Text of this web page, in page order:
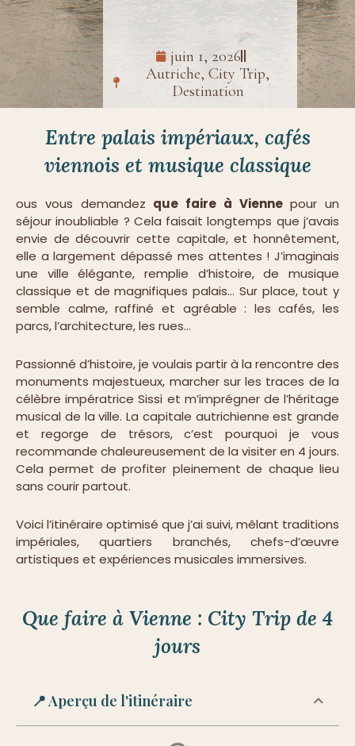
juin 1, 2026
Autriche, City Trip,
Destination
Entre palais impériaux, cafés
viennois et musique classique
ous vous demandez que faire à Viennepour un
séjour inoubliable ? Cela faisait longtemps que j’avais
envie de découvrir cette capitale, et honnêtement,
elle a largement dépassé mes attentes ! J’imaginais
une ville élégante, remplie d’histoire, de musique
classique et de magnifiques palais… Sur place, tout y
semble calme, raffiné et agréable : les cafés, les
parcs, l’architecture, les rues…
Passionné d’histoire, je voulais partir à la rencontre des
monuments majestueux, marcher sur les traces de la
célèbre impératrice Sissi et m’imprégner de l’héritage
musical de la ville. La capitale autrichienne est grande
et regorge de trésors, c’est pourquoi je vous
recommande chaleureusement de la visiter en 4 jours.
Cela permet de profiter pleinement de chaque lieu
sans courir partout.
Voici l’itinéraire optimisé que j’ai suivi, mêlant traditions
impériales, quartiers branchés, chefs-d’œuvre
artistiques et expériences musicales immersives.
Que faire à Vienne : City Trip de 4
jours
📍 Aperçu de l'itinéraire